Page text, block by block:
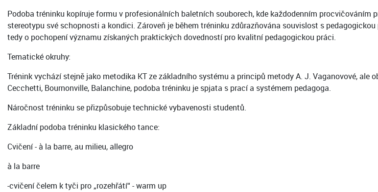
Podoba tréninku kopíruje formu v profesionálních baletních souborech, kde každodenním
stereotypu své schopnosti a kondici. Zároveň je během tréninku zdůrazňována souvislost s
tedy o pochopení významu získaných praktických dovedností pro kvalitní pedagogickou práci.
Tematické okruhy:
Trénink vychází stejně jako metodika KT ze základního systému a principů metody A. J. Vaganovové,
Cecchetti, Bournonville, Balanchine, podoba tréninku je spjata s prací a systémem pedagoga.
Náročnost tréninku se přizpůsobuje technické vybavenosti studentů.
Základní podoba tréninku klasického tance:
Cvičení - à la barre, au milieu, allegro
à la barre
-cvičení čelem k tyči pro „rozehřátí“ - warm up